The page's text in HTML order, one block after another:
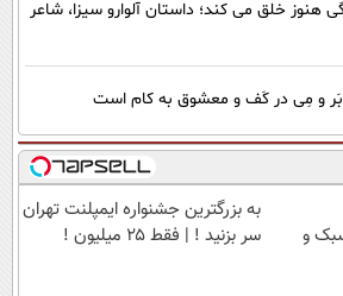
که در 92 سالگی هنوز خلق می کند؛ داستان آلوارو سیزا، شاعر
بَر و مِی در کَف و معشوق به کام است
و
به بزرگترین جشنواره ایمپلنت تهران
سر بزنید ! | فقط ۲۵ میلیون !